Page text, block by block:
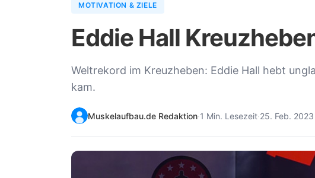
MOTIVATION & ZIELE
Eddie Hall
Weltrekord im Kreuzheben: Eddie Hall hebt
kam.
Muskelaufbau.de Redaktion·1 Min. Lesezeit·25. Feb. 2023